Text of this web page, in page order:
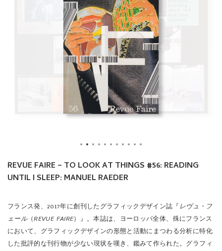
REVUE FAIRE – TO LOOK AT THINGS #56: READING
UNTIL I SLEEP: MANUEL RAEDER
フランス発、2017年に創刊したグラフィックデザイン誌『レヴュ・フ
ェール（REVUE FAIRE）』。本誌は、ヨーロッパ全体、殊にフランス
において、グラフィックデザインの形態と活動にまつわる分析に特化
した批評的な刊行物が少ない現状を嘆き、鑑みて作られた。グラフィ